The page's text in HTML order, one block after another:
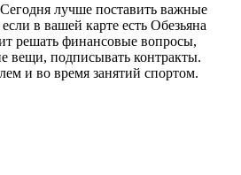
Сегодня лучше поставить важные
в вашей карте есть Обезьяна
решать финансовые вопросы,
вещи, подписывать контракты.
и во время занятий спортом.